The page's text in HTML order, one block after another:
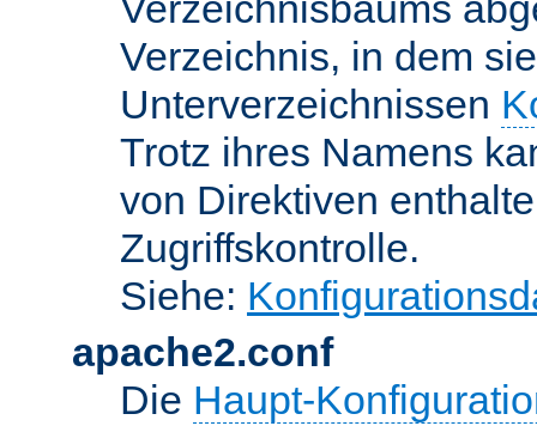
Verzeichnis, in dem
Unterverzeichnissen
Trotz ihres Namens
von Direktiven
Zugriffskontrolle.
Siehe:
apache2.conf
Die Haupt-